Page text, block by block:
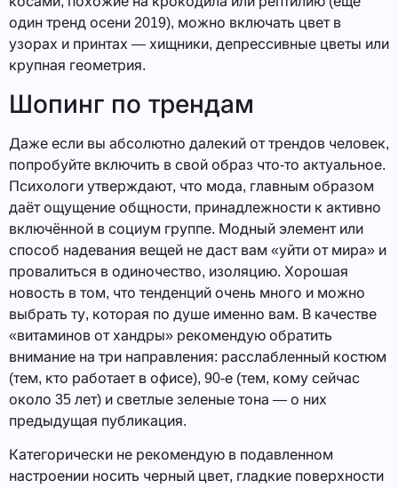
один тренд осени 2019), можно включать цвет в
узорах и принтах — хищники, депрессивные цветы или
крупная геометрия.
Шопинг по трендам
Даже если вы абсолютно далекий от трендов человек,
попробуйте включить в свой образ что-то актуальное.
Психологи утверждают, что мода, главным образом
даёт ощущение общности, принадлежности к активно
включённой в социум группе. Модный элемент или
способ надевания вещей не даст вам «уйти от мира» и
провалиться в одиночество, изоляцию. Хорошая
новость в том, что тенденций очень много и можно
выбрать ту, которая по душе именно вам. В качестве
«витаминов от хандры» рекомендую обратить
внимание на три направления: расслабленный костюм
(тем, кто работает в офисе), 90-е (тем, кому сейчас
около 35 лет) и светлые зеленые тона — о них
предыдущая публикация.
Категорически не рекомендую в подавленном
настроении носить черный цвет, гладкие поверхности